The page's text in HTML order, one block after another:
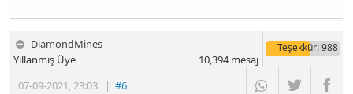
DiamondMines
07-09-2021,23:03 |#6
Yıllanmış Üye
Teşekkür: 988
10,394mesaj